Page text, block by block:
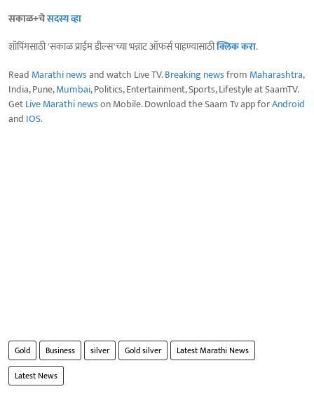
सकाळ+चेसदस्य व्हा
शॉपिंगसाठी 'सकाळ प्राईम डील्स'च्या भन्नाट ऑफर्स पाहण्यासाठीक्लिक करा.
Read Marathi newsand watch Live TV.Breaking newsfrom Maharashtra,
India, Pune,Mumbai, Politics, Entertainment, Sports, Lifestyle at SaamTV.
GetLive Marathi newson Mobile. Download the Saam Tv app forAndroid
and IOS.
Gold Business silver Gold silver
Latest Marathi News
Latest News